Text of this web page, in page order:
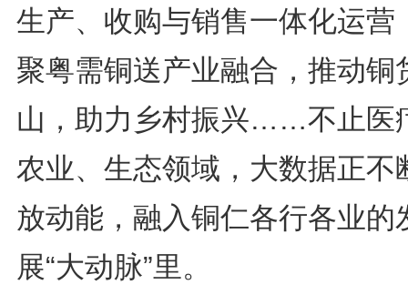
生产、收购与销售一体化运营
聚粤需铜送产业融合，推动铜
山，助力乡村振兴……不止医
农业、生态领域，大数据正不
放动能，融入铜仁各行各业的
展“大动脉”里。